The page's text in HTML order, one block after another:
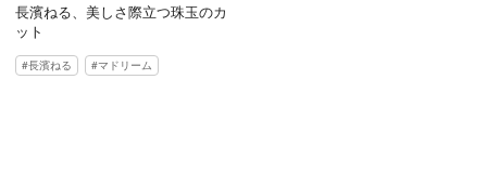
長濱ねる、美しさ際立つ珠玉のカ
ット
長濱ねる マドリーム